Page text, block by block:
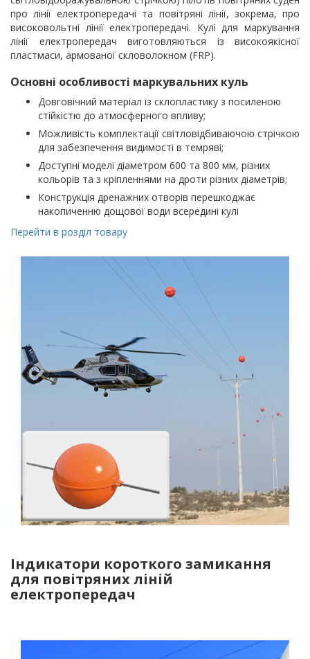
про лінії електропередачі та повітряні лінії, зокрема, про
високовольтні лінії електропередачі. Кулі для маркування
лінії електропередач виготовляються із високоякісної
пластмаси, армованої скловолокном (FRP).
Основні особливості маркувальних куль
Довговічний матеріал із склопластику з посиленою
стійкістю до атмосферного впливу;
Можливість комплектації світловідбиваючою стрічкою
для забезпечення видимості в темряві;
Доступні моделі діаметром 600 та 800 мм, різних
кольорів та з кріпленнями на дроти різних діаметрів;
Конструкція дренажних отворів перешкоджає
накопиченню дощової води всередині кулі
Перейти в розділ товару
Індикатори короткого замикання
для повітряних ліній
електропередач